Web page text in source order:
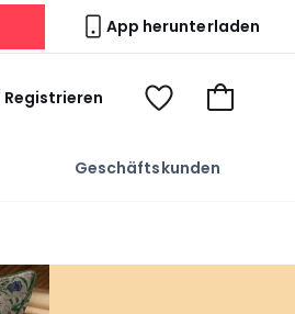
App herunterladen
Geschäftskunden
Voir
Zum